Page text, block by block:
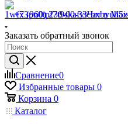
+7 (960) 230-00-33Чат в Max
Заказать обратный звонок
Сравнение0
Избранные товары 0
Корзина 0
Каталог